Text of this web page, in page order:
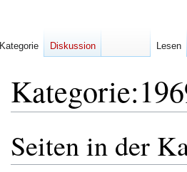
Kategorie:
Navigation
springen
Suche
springen
Seiten in der
Kategorie Diskussion Lesen